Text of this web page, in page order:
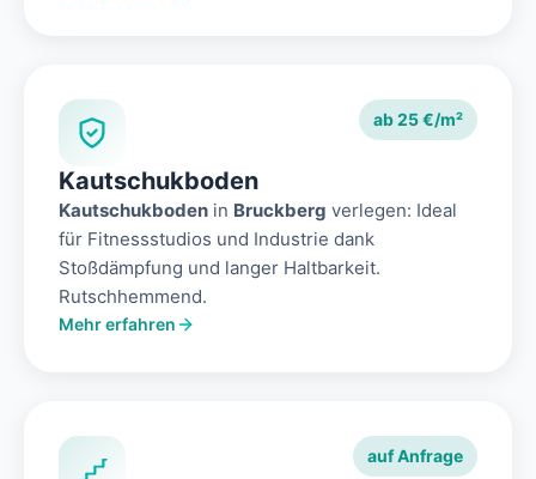
ab 25 €/m²
Kautschukboden
Kautschukboden in Bruckberg verlegen: Ideal
für Fitnessstudios und Industrie dank
Stoßdämpfung und langer Haltbarkeit.
Rutschhemmend.
Mehr erfahren
auf Anfrage